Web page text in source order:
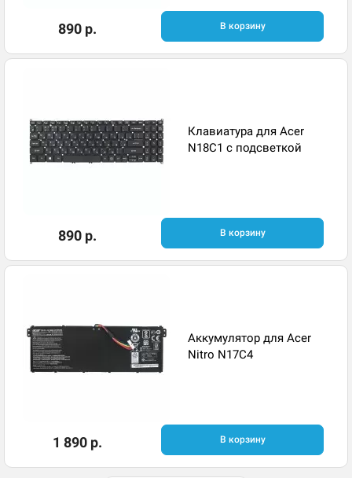
890 р. В корзину
Клавиатура для Acer
N18C1 с подсветкой
890 р. В корзину
Аккумулятор для Acer
Nitro N17C4
1 890 р. В корзину